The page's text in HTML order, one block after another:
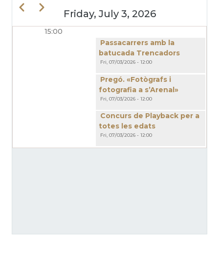
Friday, July 3, 2026
PreviousNext
15:00
Passacarrers amb la
batucada Trencadors
Fri, 07/03/2026 - 12:00
Pregó. «Fotògrafs i
fotografia a s’Arenal»
Fri, 07/03/2026 - 12:00
Concurs de Playback per a
totes les edats
Fri, 07/03/2026 - 12:00